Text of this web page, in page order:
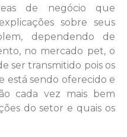
de negócio que
sobre seus
dependendo de
no mercado pet, o
ser transmitido pois os
está sendo oferecido e
cada vez mais bem
do setor e quais os